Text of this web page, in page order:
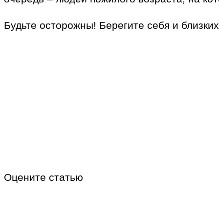
Будьте осторожны! Берегите себя и
Оцените статью